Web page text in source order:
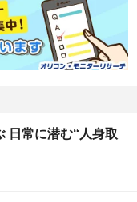
日常に潜む“人身取